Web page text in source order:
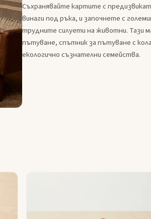
Съхранявайте картите с
винаги под ръка, и започнете с
трудните силуети на животни. Тази
пътуване, спътник за пътуване с
екологично съзнателни семейства.